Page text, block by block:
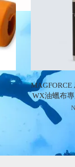
MAGFORCE
WX油蠟布